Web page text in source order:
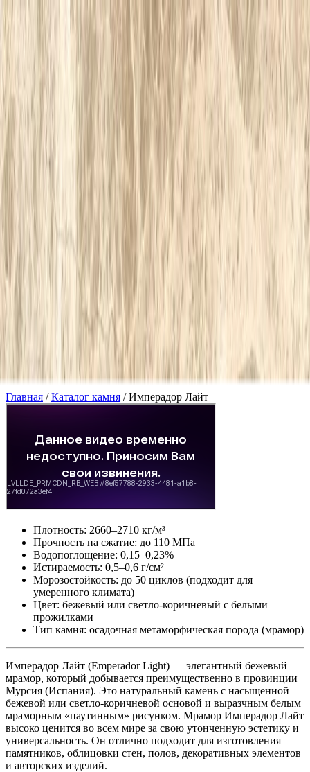
+7 (926) 211 90 79
Скидка 5.00% на Надгробные плиты
Имперадор Лайт
Главная /Каталог камня /Имперадор Лайт
Плотность: 2660–2710 кг/м³
Прочность на сжатие: до 110 МПа
Водопоглощение: 0,15–0,23%
Истираемость: 0,5–0,6 г/см²
Морозостойкость: до 50 циклов (подходит для
умеренного климата)
Цвет: бежевый или светло-коричневый с белыми
прожилками
Тип камня: осадочная метаморфическая порода (мрамор)
Имперадор Лайт (Emperador Light) — элегантный бежевый
мрамор, который добывается преимущественно в провинции
Мурсия (Испания). Это натуральный камень с насыщенной
бежевой или светло-коричневой основой и выразчным белым
мраморным «паутинным» рисунком. Мрамор Имперадор Лайт
высоко ценится во всем мире за свою утонченную эстетику и
универсальность. Он отлично подходит для изготовления
памятников, облицовки стен, полов, декоративных элементов
и авторских изделий.